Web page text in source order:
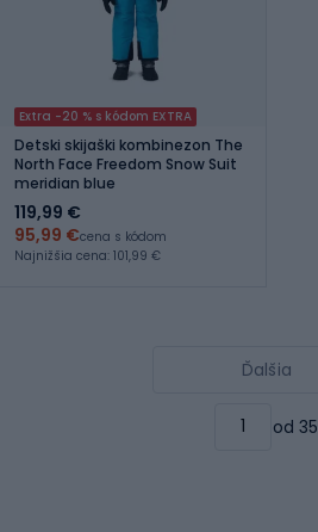
Extra -20 % s kódom EXTRA
Detski skijaški kombinezon The
North Face Freedom Snow Suit
meridian blue
119,99 €
95,99 €cena s kódom
Najnižšia cena: 101,99 €
Ďalšia
od 35